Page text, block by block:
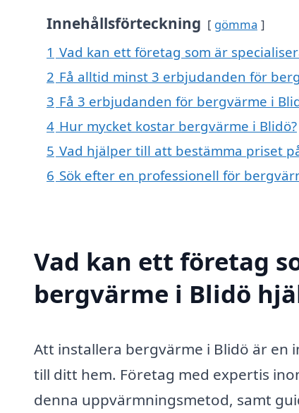
Innehållsförteckning gömma
1 Vad kan ett företag som är
2 Få alltid minst 3 erbjudanden för
3 Få 3 erbjudanden för bergvärme i
4 Hur mycket kostar bergvärme i Blidö?
5 Vad hjälper till att bestämma priset
6 Sök efter en professionell för
Vad kan ett företag
bergvärme i Blidö
Att installera bergvärme i Blidö är en
till ditt hem. Företag med expertis
denna uppvärmningsmetod, samt